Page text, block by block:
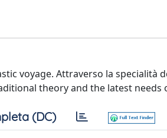
voyage. Attraverso la specialità
theory and the latest needs
(DC)